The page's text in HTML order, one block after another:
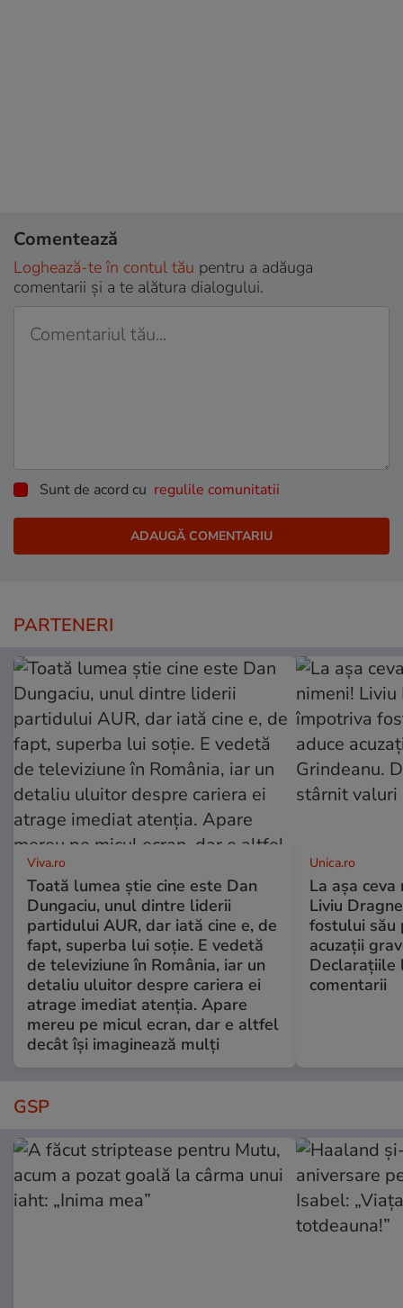
Comentează
Loghează-te în contul tău pentru a adăuga
comentarii și a te alătura dialogului.
Sunt de acord cu regulile comunitatii
PARTENERI
Viva.ro
Toată lumea știe cine este Dan
Dungaciu, unul dintre liderii
partidului AUR, dar iată cine e, de
fapt, superba lui soție. E vedetă
de televiziune în România, iar un
detaliu uluitor despre cariera ei
atrage imediat atenția. Apare
mereu pe micul ecran, dar e altfel
decât își imaginează mulți
Unica.ro
La așa
Liviu
fostului său
acuzații
Declarațiile
comentarii
GSP